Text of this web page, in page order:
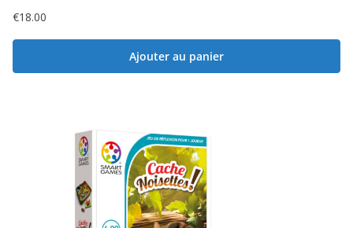
€18.00
Ajouter au panier